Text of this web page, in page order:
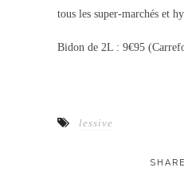
tous les super-marchés et
Bidon de 2L : 9€95
lessive